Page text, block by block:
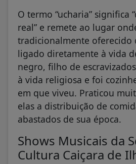
O termo “ucharia” significa
real” e remete ao lugar
tradicionalmente oferecido
ligado diretamente à vida
negro, filho de
à vida religiosa e foi
em que viveu. Praticou
elas a distribuição de
abastados de sua época.
Shows Musicais da
Cultura Caiçara de